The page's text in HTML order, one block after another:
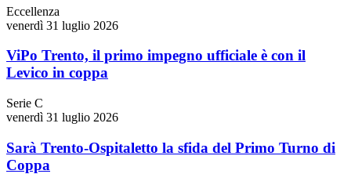
Eccellenza
venerdì 31 luglio 2026
ViPo Trento, il primo impegno ufficiale è con il
Levico in coppa
Serie C
venerdì 31 luglio 2026
Sarà Trento-Ospitaletto la sfida del Primo Turno di
Coppa